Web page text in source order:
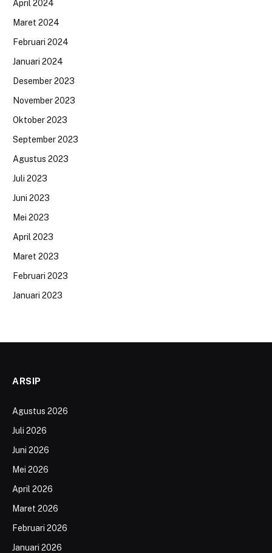
April 2024
Maret 2024
Februari 2024
Januari 2024
Desember 2023
November 2023
Oktober 2023
September 2023
Agustus 2023
Juli 2023
Juni 2023
Mei 2023
April 2023
Maret 2023
Februari 2023
Januari 2023
ARSIP
Agustus 2026
Juli 2026
Juni 2026
Mei 2026
April 2026
Maret 2026
Februari 2026
Januari 2026